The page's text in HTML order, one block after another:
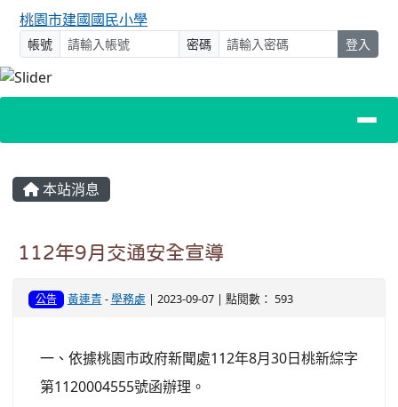
桃園市建國國民小學
帳號 密碼 登入
主內容區域
本站消息
112年9月交通安全宣導
公告 黃連青 -學務處 | 2023-09-07 | 點閱數： 593
一、依據桃園市政府新聞處112年8月30日桃新綜字
第1120004555號函辦理。